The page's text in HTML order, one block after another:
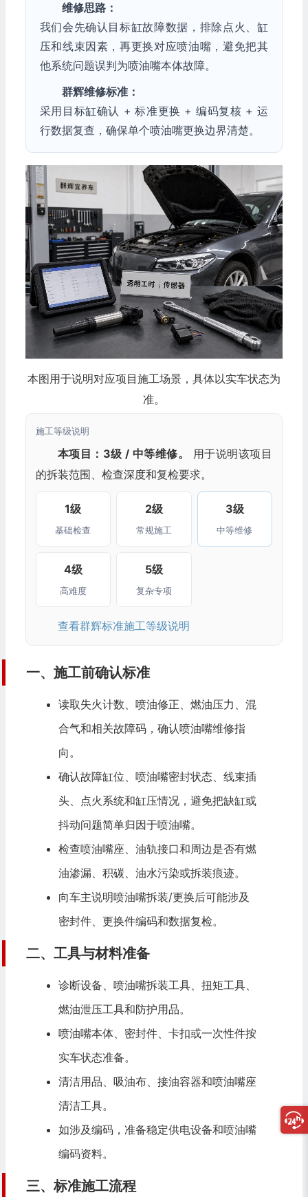
维修思路：
我们会先确认目标缸故障数据，排除点火、缸
压和线束因素，再更换对应喷油嘴，避免把其
他系统问题误判为喷油嘴本体故障。
群辉维修标准：
采用目标缸确认 + 标准更换 + 编码复核 + 运
行数据复查，确保单个喷油嘴更换边界清楚。
本图用于说明对应项目施工场景，具体以实车状态为
准。
施工等级说明
本项目：3级 / 中等维修。
用于说明该项目
的拆装范围、检查深度和复检要求。
1级
基础检查
2级
常规施工
3级
中等维修
4级
高难度
5级
复杂专项
查看群辉标准施工等级说明
一、施工前确认标准
读取失火计数、喷油修正、燃油压力、混
合气和相关故障码，确认喷油嘴维修指
向。
确认故障缸位、喷油嘴密封状态、线束插
头、点火系统和缸压情况，避免把缺缸或
抖动问题简单归因于喷油嘴。
检查喷油嘴座、油轨接口和周边是否有燃
油渗漏、积碳、油水污染或拆装痕迹。
向车主说明喷油嘴拆装/更换后可能涉及
密封件、更换件编码和数据复检。
二、工具与材料准备
诊断设备、喷油嘴拆装工具、扭矩工具、
燃油泄压工具和防护用品。
喷油嘴本体、密封件、卡扣或一次性件按
实车状态准备。
清洁用品、吸油布、接油容器和喷油嘴座
清洁工具。
如涉及编码，准备稳定供电设备和喷油嘴
编码资料。
三、标准施工流程